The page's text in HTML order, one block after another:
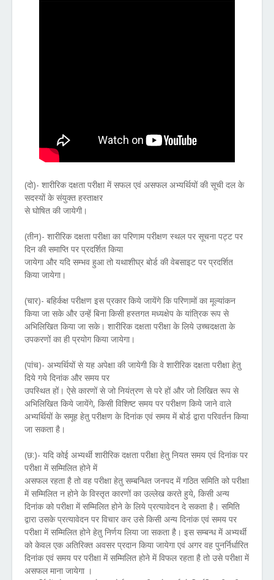
(दो)- शारीरिक दक्षता परीक्षा में सफल एवं असफल अभ्यर्थियों की सूची दल के
सदस्यों के संयुक्त हस्ताक्षर
से घोषित की जायेगी।
(तीन)- शारीरिक दक्षता परीक्षा का परिणाम परीक्षण स्थल पर सूचना पट्ट पर
दिन की समाप्ति पर प्रदर्शित किया
जायेगा और यदि सम्भव हुआ तो यथाशीघ्र बोर्ड की वेबसाइट पर प्रदर्शित
किया जायेगा।
(चार)- बहिर्कक्ष परीक्षण इस प्रकार किये जायेंगे कि परिणामों का मूल्यांकन
किया जा सके और उन्हें बिना किसी हस्तगत मध्यक्षेप के यांत्रिक रूप से
अभिलिखित किया जा सके। शारीरिक दक्षता परीक्षा के लिये उच्चदक्षता के
उपकरणों का ही प्रयोग किया जायेगा।
(पांच)- अभ्यर्थियों से यह अपेक्षा की जायेगी कि वे शारीरिक दक्षता परीक्षा हेतु
दिये गये दिनांक और समय पर
उपस्थित हों। ऐसे कारणों से जो नियंत्रण से परे हों और जो लिखित रूप से
अभिलिखित किये जायेंगे, किसी विशिष्ट समय पर परीक्षण किये जाने वाले
अभ्यर्थियों के समूह हेतु परीक्षण के दिनांक एवं समय में बोर्ड द्वारा परिवर्तन किया
जा सकता है।
(छ:)- यदि कोई अभ्यर्थी शारीरिक दक्षता परीक्षा हेतु नियत समय एवं दिनांक पर
परीक्षा में सम्मिलित होने में
असफल रहता है तो वह परीक्षा हेतु सम्बन्धित जनपद में गठित समिति को परीक्षा
में सम्मिलित न होने के विस्तृत कारणों का उल्लेख करते हुये, किसी अन्य
दिनांक को परीक्षा में सम्मिलित होने के लिये प्रत्यावेदन दे सकता है। समिति
द्वारा उसके प्रत्यावेदन पर विचार कर उसे किसी अन्य दिनांक एवं समय पर
परीक्षा में सम्मिलित होने हेतु निर्णय लिया जा सकता है। इस सम्बन्ध में अभ्यर्थी
को केवल एक अतिरिक्त अवसर प्रदान किया जायेगा एवं अगर वह पुनर्निर्धारित
दिनांक एवं समय पर परीक्षा में सम्मिलित होने में विफल रहता है तो उसे परीक्षा में
असफल माना जायेगा ।